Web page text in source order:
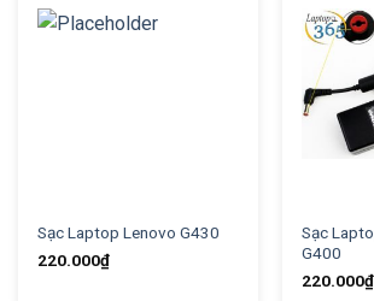
Sạc Laptop Lenovo G430
220.000₫
Sạc
G400
220.000₫